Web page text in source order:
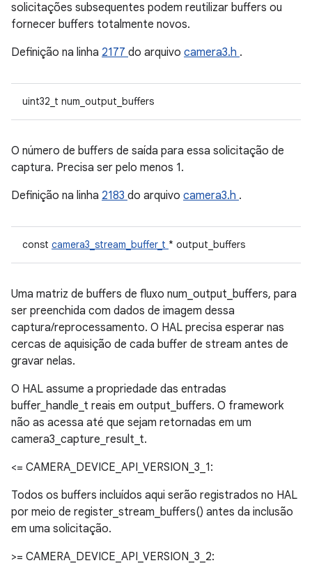
solicitações subsequentes podem reutilizar buffers ou
fornecer buffers totalmente novos.
Definição na linha 2177 do arquivo camera3.h .
uint32_t num_output_buffers
O número de buffers de saída para essa solicitação de
captura. Precisa ser pelo menos 1.
Definição na linha 2183 do arquivo camera3.h .
const camera3_stream_buffer_t * output_buffers
Uma matriz de buffers de fluxo num_output_buffers, para
ser preenchida com dados de imagem dessa
captura/reprocessamento. O HAL precisa esperar nas
cercas de aquisição de cada buffer de stream antes de
gravar nelas.
O HAL assume a propriedade das entradas
buffer_handle_t reais em output_buffers. O framework
não as acessa até que sejam retornadas em um
camera3_capture_result_t.
<= CAMERA_DEVICE_API_VERSION_3_1:
Todos os buffers incluídos aqui serão registrados no HAL
por meio de register_stream_buffers() antes da inclusão
em uma solicitação.
>= CAMERA_DEVICE_API_VERSION_3_2: